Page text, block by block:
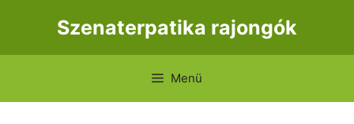
Szenaterpatika rajongók
Menü